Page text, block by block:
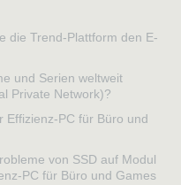
die Trend-Plattform den E-
und Serien weltweit
Private Network)?
Effizienz-PC für Büro und
von SSD auf Modul
PC für Büro und Games